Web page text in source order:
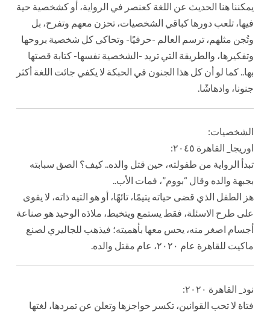
يمكننا هنا الحديث عن اللغة كعنصر في الرواية، أو كشخصية حية
فيها، تلعب دورها كباقي الشخصيات، تحزن معهم وتفرح، بل
وتُجن مثلهم، ترسم العالم -حرفيًا- وتحاكي كل شخصية بروحها
وتفكيرها، والطريقة التي تريد -الشخصية نفسها- كتابة قصتها
بها.. كما لو أن كل هذا الجنون في الحبكة لا يكفي جائت اللغة أكثر
جنونا، وادهاشًا.
الشخصيات:
اوريجا_ القاهرة ٢٠٤٥:
تبدأ الرواية من طفولته، حين قتل والده.. كيف؟ الصق سبابته
بجبهة والده وقال “بووم”، فمات الأب..
هز الطفل الذي قضى حياته يتيمًا، تائهًا، أو هو التيه ذاته، لا يقوى
على طرح الاسئلة، فقط يستمع ويتخبط، ملاذه الوحيد هو صناعة
أجسام اصغر منه، يحس معها بأهميته؛ فيذهب للجاليري لصنع
ماكيت للقاهرة عام ٢٠٢٠، عام مقتل والده.
نود_ القاهرة ٢٠٢٠:
فتاة لا تحب القوانين، تكسر حواجزها وتعلن عن تمردها، لغتها